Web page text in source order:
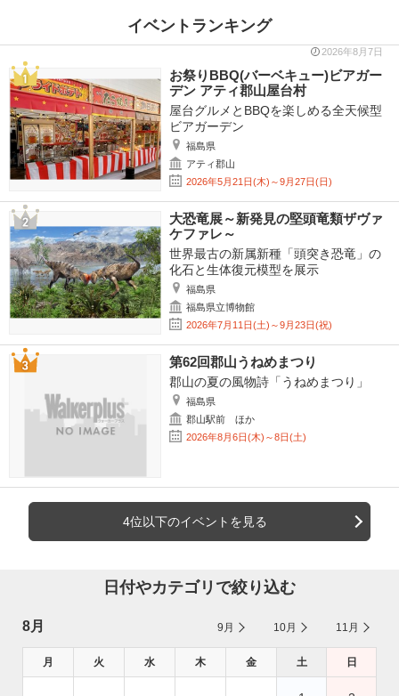
イベントランキング
2026年8月7日
お祭りBBQ(バーベキュー)ビアガー
デン アティ郡山屋台村
屋台グルメとBBQを楽しめる全天候型
ビアガーデン
福島県
アティ郡山
2026年5月21日(木)～9月27日(日)
大恐竜展～新発見の堅頭竜類ザヴァ
ケファレ～
世界最古の新属新種「頭突き恐竜」の
化石と生体復元模型を展示
福島県
福島県立博物館
2026年7月11日(土)～9月23日(祝)
第62回郡山うねめまつり
郡山の夏の風物詩「うねめまつり」
福島県
郡山駅前 ほか
2026年8月6日(木)～8日(土)
4位以下のイベントを見る
日付やカテゴリで絞り込む
8月 9月 10月 11月
月 火 水 木 金 土 日